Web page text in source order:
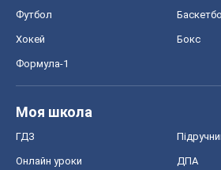
Футбол
Хокей Бокс
Формула-1
Моя школа
ГДЗ
Онлайн уроки ДПА